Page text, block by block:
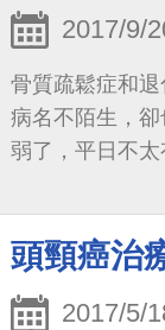
2017/9/
骨質疏鬆症和
病名不陌生，
弱了，平日不
頭頸癌治
2017/5/